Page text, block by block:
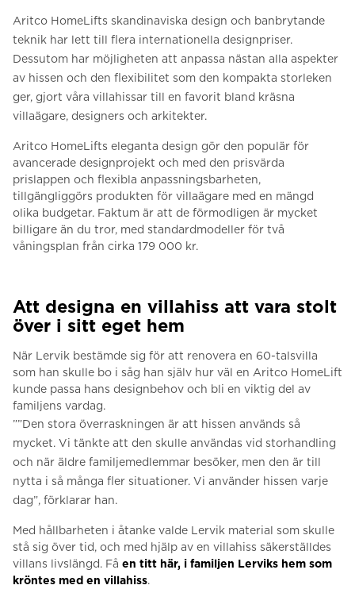
Aritco HomeLifts skandinaviska design och banbrytande
teknik har lett till flera internationella designpriser.
Dessutom har möjligheten att anpassa nästan alla aspekter
av hissen och den flexibilitet som den kompakta storleken
ger, gjort våra villahissar till en favorit bland kräsna
villaägare, designers och arkitekter.
Aritco HomeLifts eleganta design gör den populär för
avancerade designprojekt och med den prisvärda
prislappen och flexibla anpassningsbarheten,
tillgängliggörs produkten för villaägare med en mängd
olika budgetar. Faktum är att de förmodligen är mycket
billigare än du tror, med standardmodeller för två
våningsplan från cirka 179 000 kr.
Att designa en villahiss att vara stolt
över i sitt eget hem
När Lervik bestämde sig för att renovera en 60-talsvilla
som han skulle bo i såg han själv hur väl en Aritco HomeLift
kunde passa hans designbehov och bli en viktig del av
familjens vardag.
””Den stora överraskningen är att hissen används så
mycket. Vi tänkte att den skulle användas vid storhandling
och när äldre familjemedlemmar besöker, men den är till
nytta i så många fler situationer. Vi använder hissen varje
dag”, förklarar han.
Med hållbarheten i åtanke valde Lervik material som skulle
stå sig över tid, och med hjälp av en villahiss säkerställdes
villans livslängd. Få en titt här, i familjen Lerviks hem som
kröntes med en villahiss.